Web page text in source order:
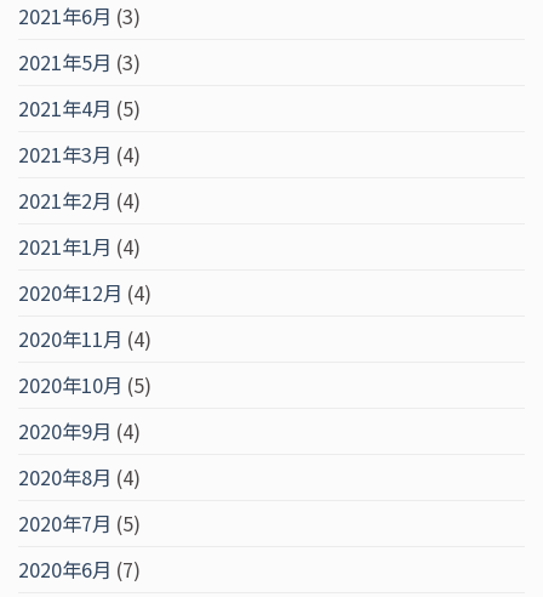
2021年6月 (3)
2021年5月 (3)
2021年4月 (5)
2021年3月 (4)
2021年2月 (4)
2021年1月 (4)
2020年12月 (4)
2020年11月 (4)
2020年10月 (5)
2020年9月 (4)
2020年8月 (4)
2020年7月 (5)
2020年6月 (7)